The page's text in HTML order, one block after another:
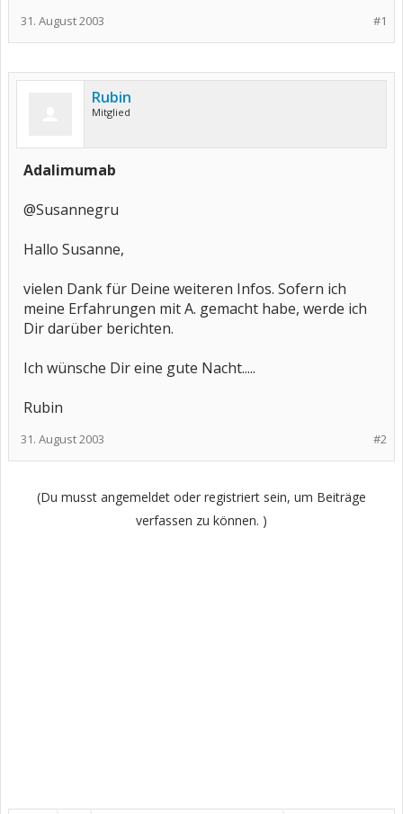
#1
31. August 2003
Rubin
Mitglied
Adalimumab
@Susannegru
Hallo Susanne,
vielen Dank für Deine weiteren Infos. Sofern ich
meine Erfahrungen mit A. gemacht habe, werde ich
Dir darüber berichten.
Ich wünsche Dir eine gute Nacht.....
Rubin
#2
31. August 2003
(Du musst angemeldet oder registriert sein, um Beiträge
verfassen zu können. )